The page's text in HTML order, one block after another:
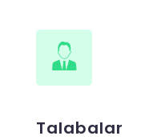
Talabalar